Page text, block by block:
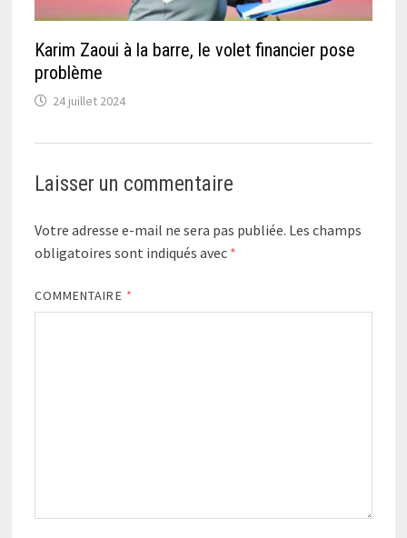
Karim Zaoui à la barre, le volet financier pose
problème
24 juillet 2024
Laisser un commentaire
Votre adresse e-mail ne sera pas publiée. Les champs
obligatoires sont indiqués avec *
COMMENTAIRE *